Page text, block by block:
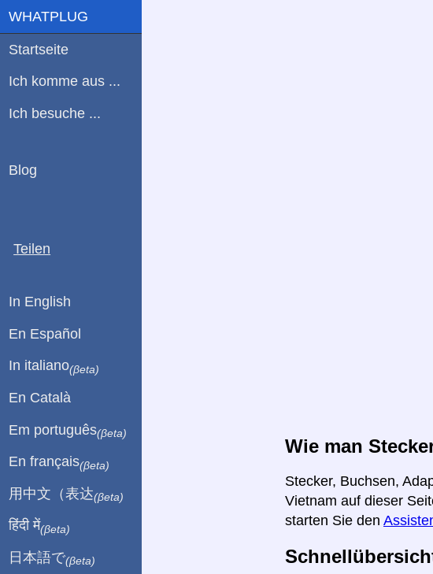
Wie man
Stecker, Buchsen,
Vietnam auf dieser
starten Sie den
WHATPLUG
Startseite
Ich komme aus ...
Ich besuche ...
Blog
Teilen
In English
En Español
In italiano(βeta)
En Català
Em português(βeta)
En français(βeta)
用中文（表达(βeta)
हिंदी में(βeta)
日本語で(βeta)